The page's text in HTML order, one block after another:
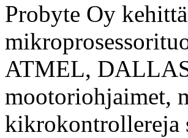
Probyte Oy
ATMEL,
mootoriohjaimet,
kikrokontrollereja